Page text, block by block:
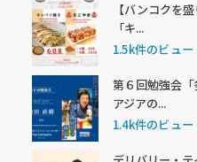
【バンコクを
「キ...
1.5k件のビュー
第６回勉強会「
アジアの...
1.4k件のビュー